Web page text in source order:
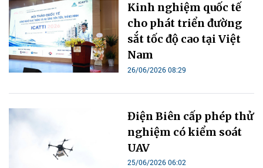
Kinh nghiệm quốc tế
cho phát triển đường
sắt tốc độ cao tại Việt
Nam
26/06/2026 08:29
Điện Biên cấp phép thử
nghiệm có kiểm soát
UAV
25/06/2026 06:02